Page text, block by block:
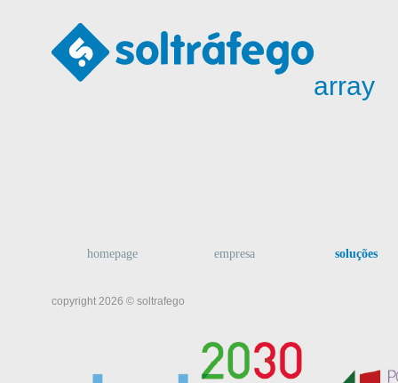
homepage empresa soluções
array
copyright 2026 © soltrafego